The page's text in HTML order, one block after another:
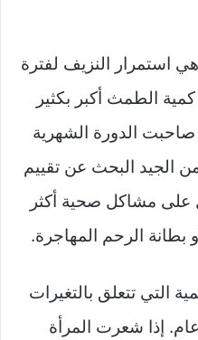
هي استمرار النزيف لفترة
الطمث أكبر بكثير
صاحبت الدورة الشهرية
الجيد البحث عن تقييم
على مشاكل صحية أكثر
بطانة الرحم المهاجرة.
التي تتعلق بالتغيرات
إذا شعرت المرأة